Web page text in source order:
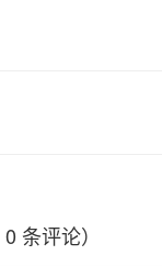
0 条评论）